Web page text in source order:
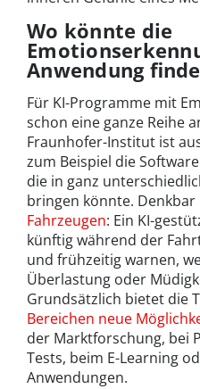
Wo könnte die
Anwendung
Für KI-Programme mit
schon eine ganze Reihe
Fraunhofer-Institut ist
zum Beispiel die Software
die in ganz
bringen könnte.
Fahrzeugen: Ein KI-
künftig während der
und frühzeitig warnen,
Überlastung oder
Grundsätzlich bietet die
Bereichen neue
der Marktforschung, bei
Tests, beim E-Learning
Anwendungen.